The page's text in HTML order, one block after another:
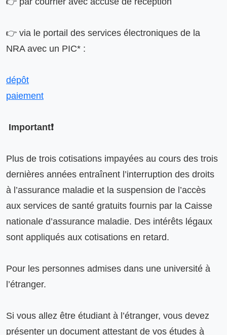
👉 via le portail des services électroniques de la
dépôt
paiement
Important❗️
Plus de trois cotisations impayées au cours des trois
dernières années entraînent l’interruption des droits
à l’assurance maladie et la suspension de l’accès
aux services de santé gratuits fournis par la Caisse
nationale d’assurance maladie. Des intérêts légaux
sont appliqués aux cotisations en retard.
Pour les personnes admises dans une université à
l’étranger.
Si vous allez être étudiant à l’étranger, vous devez
présenter un document attestant de vos études à